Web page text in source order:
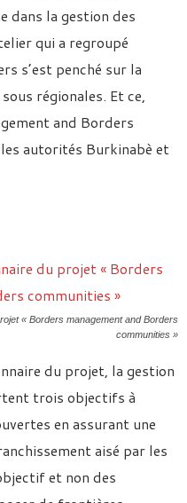
dans la gestion des
qui a regroupé
s’est penché sur la
régionales. Et ce,
and Borders
autorités Burkinabè et
« Borders management and Borders
communities »
du projet, la gestion
trois objectifs à
en assurant une
aisé par les
et non des